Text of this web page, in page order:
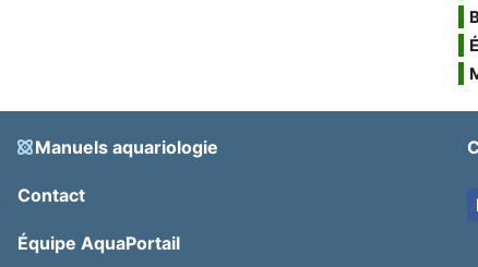
Manuels aquariologie
Contact
Équipe AquaPortail